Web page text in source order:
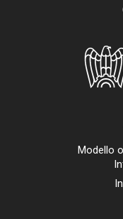
Modello